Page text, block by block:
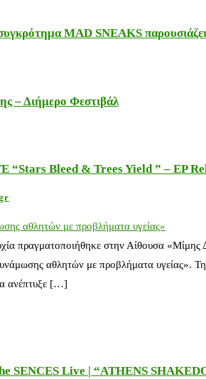
MAD SNEAKS
– Διήμερο Φεστιβάλ
“Stars Bleed & Trees Yield ” – EP
αθλητών με προβλήματα υγείας»
πραγματοποιήθηκε στην Αίθουσα
αθλητών με προβλήματα υγείας».
ανέπτυξε […]
SENCES Live | “ATHENS